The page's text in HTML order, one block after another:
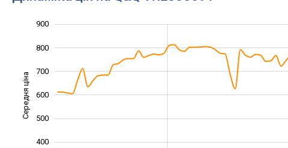
Середня ціна 300
400
500
600
700
800
900